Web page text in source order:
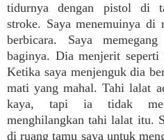
tidurnya dengan pistol di
stroke. Saya menemuinya
berbicara. Saya
baginya. Dia menjerit
Ketika saya menjenguk dia
mati yang mahal. Tahi lalat
kaya, tapi ia tidak
menghilangkan tahi lalat itu.
di ruang tamu saya untuk